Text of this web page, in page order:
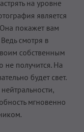
на уровне
является
покажет вам
смотря в
собственным
не получится. На
будет свет.
мгновенно